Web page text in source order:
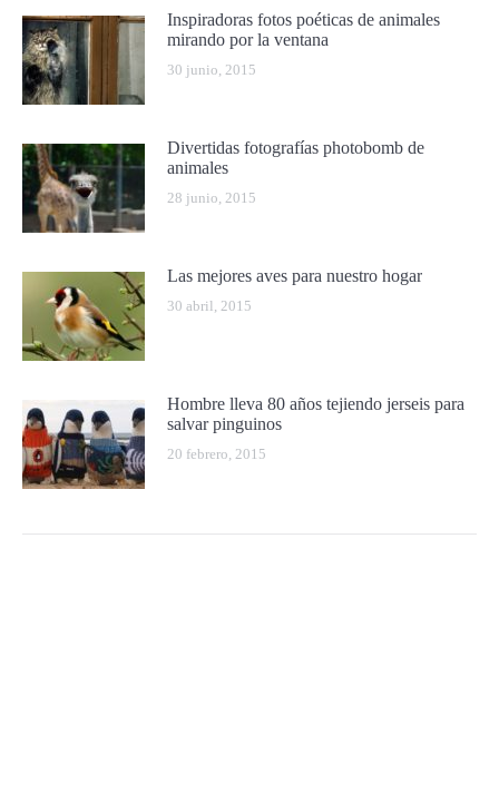
Inspiradoras fotos poéticas de animales
mirando por la ventana
30 junio, 2015
Divertidas fotografías photobomb de
animales
28 junio, 2015
Las mejores aves para nuestro hogar
30 abril, 2015
Hombre lleva 80 años tejiendo jerseis para
salvar pinguinos
20 febrero, 2015